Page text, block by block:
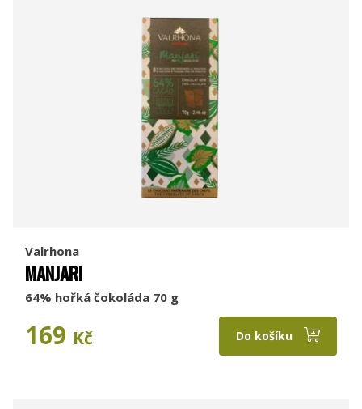
Valrhona
MANJARI
64% hořká čokoláda 70 g
169 Kč Do košíku